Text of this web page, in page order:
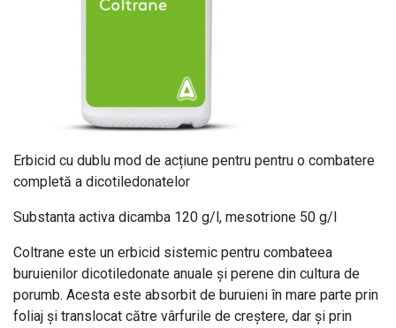
Erbicid cu dublu mod de acțiune pentru pentru o combatere
completă a dicotiledonatelor
Substanta activa dicamba 120 g/l, mesotrione 50 g/l
Coltrane este un erbicid sistemic pentru combateea
buruienilor dicotiledonate anuale și perene din cultura de
porumb. Acesta este absorbit de buruieni în mare parte prin
foliaj și translocat către vârfurile de creștere, dar și prin